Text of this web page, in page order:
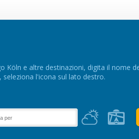
Köln e altre destinazioni, digita il nome
l'icona sul lato destro.